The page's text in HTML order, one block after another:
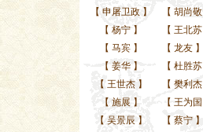
【 申屠卫政】 【 胡尚敬
【 杨宁】 【 王北苏
【 马宾】 【 龙友 】
【 姜华】 【 杜胜苏
【 王世杰】 【 樊利杰
【 施展 】 【 王为国
【 吴景辰 】 【 蔡宁 】